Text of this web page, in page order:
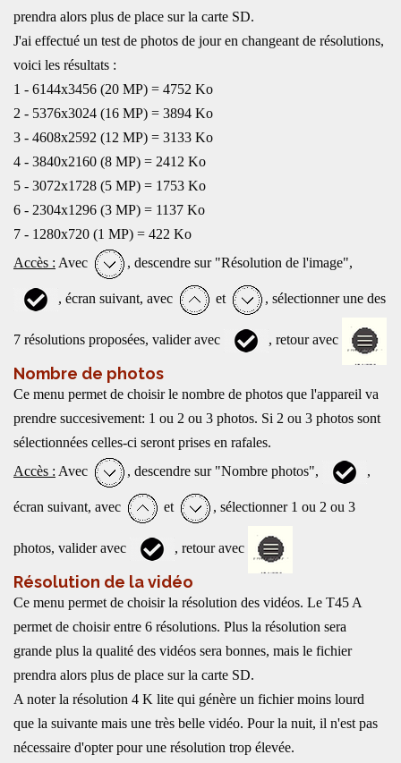
prendra alors plus de place sur la carte SD.
J'ai effectué un test de photos de jour en changeant de résolutions,
voici les résultats :
1 - 6144x3456 (20 MP) = 4752 Ko
2 - 5376x3024 (16 MP) = 3894 Ko
3 - 4608x2592 (12 MP) = 3133 Ko
4 - 3840x2160 (8 MP) = 2412 Ko
5 - 3072x1728 (5 MP) = 1753 Ko
6 - 2304x1296 (3 MP) = 1137 Ko
7 - 1280x720 (1 MP) = 422 Ko
Accès : Avec , descendre sur "Résolution de l'image",
, écran suivant, avec et , sélectionner une des
7 résolutions proposées, valider avec , retour avec
Nombre de photos
Ce menu permet de choisir le nombre de photos que l'appareil va
prendre succesivement: 1 ou 2 ou 3 photos. Si 2 ou 3 photos sont
sélectionnées celles-ci seront prises en rafales.
Accès : Avec , descendre sur "Nombre photos", ,
écran suivant, avec et , sélectionner 1 ou 2 ou 3
photos, valider avec , retour avec
Résolution de la vidéo
Ce menu permet de choisir la résolution des vidéos. Le T45 A
permet de choisir entre 6 résolutions. Plus la résolution sera
grande plus la qualité des vidéos sera bonnes, mais le fichier
prendra alors plus de place sur la carte SD.
A noter la résolution 4 K lite qui génère un fichier moins lourd
que la suivante mais une très belle vidéo. Pour la nuit, il n'est pas
nécessaire d'opter pour une résolution trop élevée.